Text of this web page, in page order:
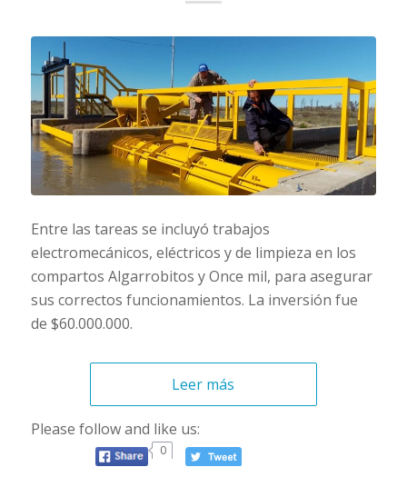
Entre las tareas se incluyó trabajos
electromecánicos, eléctricos y de limpieza en los
compartos Algarrobitos y Once mil, para asegurar
sus correctos funcionamientos. La inversión fue
de $60.000.000.
Leer más
Please follow and like us:
0